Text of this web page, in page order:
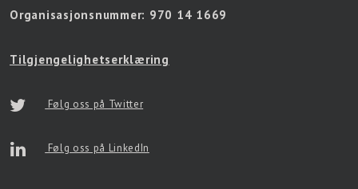
Organisasjonsnummer: 970 14 1669
Tilgjengelighetserklæring
Følg oss på Twitter
Følg oss på LinkedIn